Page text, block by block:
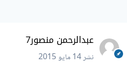
عبدالرحمن منصور7
نشر14 مايو 2015